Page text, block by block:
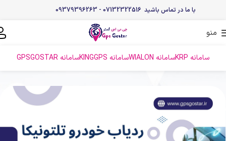
با ما در تماس باشید 07132322516 - 09379396263
منو
سامانه KRP سامانه WIALON سامانه KINGGPS سامانه GPSGOSTAR